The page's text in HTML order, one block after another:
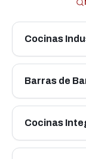
Cocinas
Barras de
Cocinas